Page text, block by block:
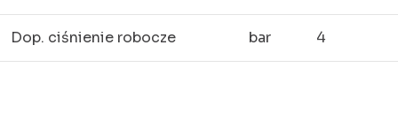
Dop. ciśnienie robocze bar 4